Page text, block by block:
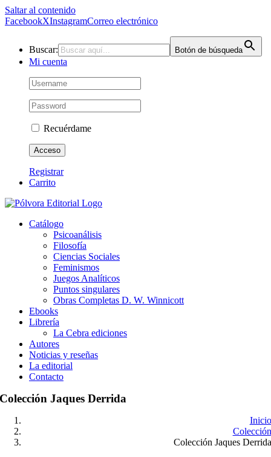
Saltar al contenido
FacebookXInstagramCorreo electrónico
Buscar: Botón de búsqueda
Mi cuenta
Recuérdame
Registrar
Carrito
Catálogo
Psicoanálisis
Filosofía
Ciencias Sociales
Feminismos
Juegos Analíticos
Puntos singulares
Obras Completas D. W. Winnicott
Ebooks
Librería
La Cebra ediciones
Autores
Noticias y reseñas
La editorial
Contacto
Colección Jaques Derrida
Inicio
Colección
Colección Jaques Derrida